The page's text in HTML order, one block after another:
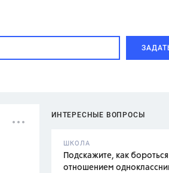
ИНТЕРЕСНЫЕ ВОПРОСЫ
ШКОЛА
Подскажите, как
отношением